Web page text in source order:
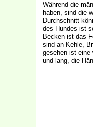
Während die
haben, sind die
Durchschnitt
des Hundes ist
Becken ist das
sind an Kehle,
gesehen ist eine
und lang, die